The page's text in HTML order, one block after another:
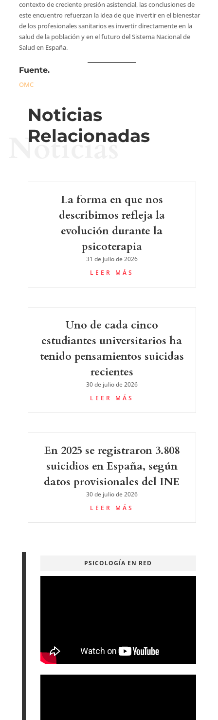
contexto de creciente presión asistencial, las conclusiones de
este encuentro refuerzan la idea de que invertir en el bienestar
de los profesionales sanitarios es invertir directamente en la
salud de la población y en el futuro del Sistema Nacional de
Salud en España.
Fuente.
OMC
Noticias
Relacionadas
Noticias
La forma en que nos
describimos refleja la
evolución durante la
psicoterapia
31 de julio de 2026
LEER MÁS
Uno de cada cinco
estudiantes universitarios ha
tenido pensamientos suicidas
recientes
30 de julio de 2026
LEER MÁS
En 2025 se registraron 3.808
suicidios en España, según
datos provisionales del INE
30 de julio de 2026
LEER MÁS
PSICOLOGÍA EN RED